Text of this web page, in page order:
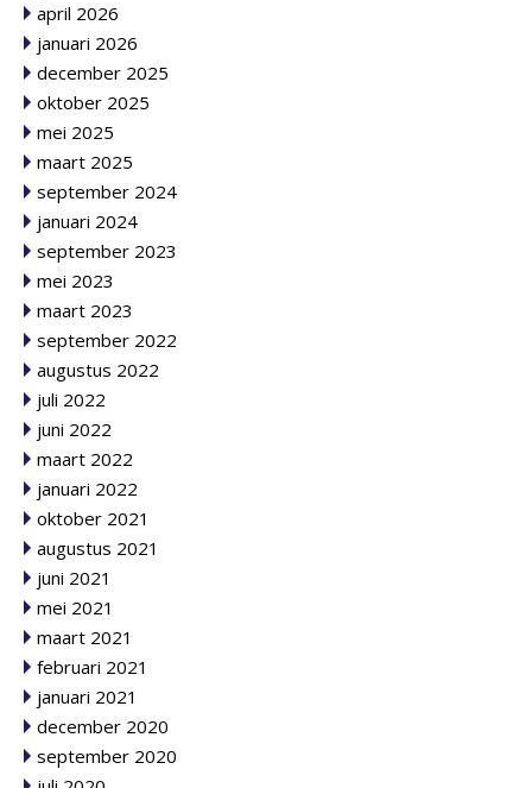
april 2026
januari 2026
december 2025
oktober 2025
mei 2025
maart 2025
september 2024
januari 2024
september 2023
mei 2023
maart 2023
september 2022
augustus 2022
juli 2022
juni 2022
maart 2022
januari 2022
oktober 2021
augustus 2021
juni 2021
mei 2021
maart 2021
februari 2021
januari 2021
december 2020
september 2020